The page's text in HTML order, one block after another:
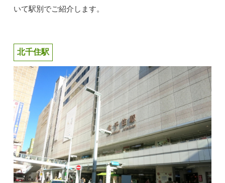
いて駅別でご紹介します。
北千住駅